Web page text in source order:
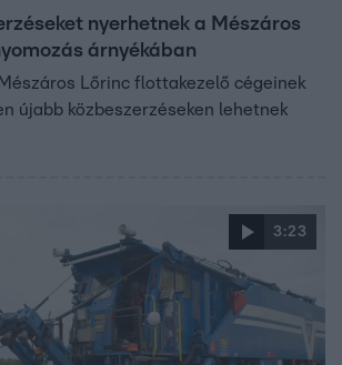
nyerhetnek a Mészáros
árnyékában
Lőrinc flottakezelő cégeinek
újabb közbeszerzéseken lehetnek
3:23